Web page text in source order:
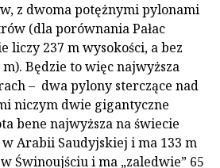
z dwoma potężnymi pylonami
(dla porównania Pałac
liczy 237 m wysokości, a bez
Będzie to więc najwyższa
– dwa pylony sterczące nad
niczym dwie gigantyczne
bene najwyższa na świecie
Arabii Saudyjskiej i ma 133 m
Świnoujściu i ma „zaledwie” 65